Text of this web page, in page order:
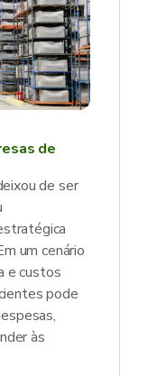
de
de ser
um cenário
e custos
pode
às